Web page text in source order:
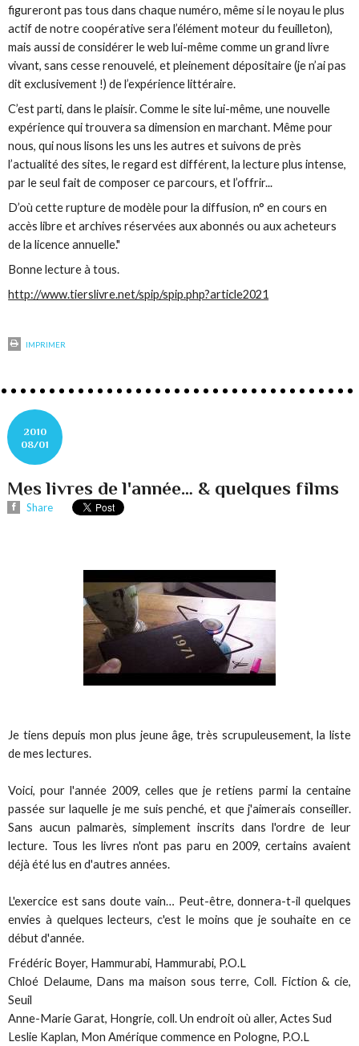
figureront pas tous dans chaque numéro, même si le noyau le plus
actif de notrecoopérativesera l’élément moteur du feuilleton),
mais aussi de considérer le web lui-même comme un grand livre
vivant, sans cesse renouvelé, et pleinement dépositaire (je n’ai pas
ditexclusivement !) de l’expérience littéraire.
C’est parti, dans le plaisir. Comme le site lui-même, une nouvelle
expérience qui trouvera sa dimensionen marchant. Même pour
nous, qui nous lisons les uns les autres et suivons de près
l’actualité des sites, le regard est différent, la lecture plus intense,
par le seul fait de composer ce parcours, et l’offrir...
D’où cette rupture de modèle pour la diffusion, n° en cours en
accès libre et archives réservées aux abonnés ou aux acheteurs
de la licence annuelle."
Bonne lecture à tous.
http://www.tierslivre.net/spip/spip.php?article2021
IMPRIMER
2010
08/01
Mes livres de l'année… & quelques films
Share
Je tiens depuis mon plus jeune âge, très scrupuleusement, la liste
de mes lectures.
Voici, pour l'année 2009, celles que je retiens parmi la centaine
passée sur laquelle je me suis penché, et que j'aimerais conseiller.
Sans aucun palmarès, simplement inscrits dans l'ordre de leur
lecture. Tous les livres n'ont pas paru en 2009, certains avaient
déjà été lus en d'autres années.
L'exercice est sans doute vain… Peut-être, donnera-t-il quelques
envies à quelques lecteurs, c'est le moins que je souhaite en ce
début d'année.
Frédéric Boyer, Hammurabi, Hammurabi, P.O.L
Chloé Delaume, Dans ma maison sous terre, Coll. Fiction & cie,
Seuil
Anne-Marie Garat, Hongrie, coll. Un endroit où aller, Actes Sud
Leslie Kaplan, Mon Amérique commence en Pologne, P.O.L